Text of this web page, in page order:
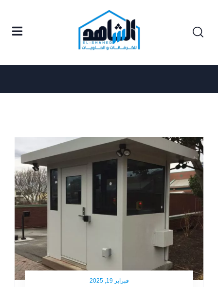
فبراير 19, 2025